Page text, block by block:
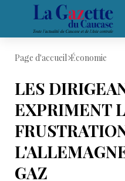
Page d'accueil Économie
LES
EXPRIMENT
GAZ